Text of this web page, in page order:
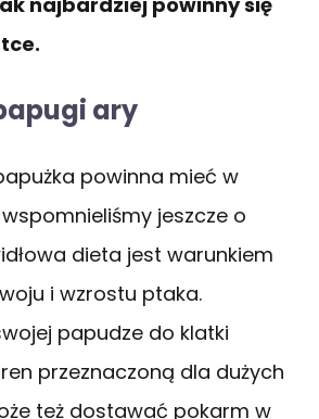
ary
powinna mieć w
jeszcze o
dieta jest warunkiem
i wzrostu ptaka.
papudze do klatki
przeznaczoną dla dużych
też dostawać pokarm w